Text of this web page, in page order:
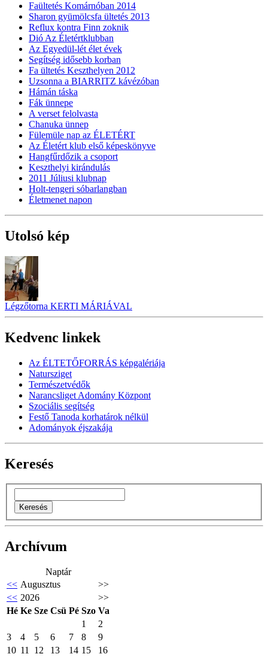
Faültetés Komárnóban 2014
Sharon gyümölcsfa ültetés 2013
Reflux kontra Finn zoknik
Dió Az Életértklubban
Az Egyedül-lét élet évek
Segítség idősebb korban
Fa ültetés Keszthelyen 2012
Uzsonna a BIARRITZ kávézóban
Hámán táska
Fák ünnepe
A verset felolvasta
Chanuka ünnep
Fülemüle nap az ÉLETÉRT
Az Életért klub első képeskönyve
Hangfűrdőzik a csoport
Keszthelyi kirándulás
2011 Júliusi klubnap
Holt-tengeri sóbarlangban
Életmenet napon
Utolsó kép
Légzőtorna KERTI MÁRIÁVAL
Kedvenc linkek
Az ÉLTETŐFORRÁS képgalériája
Natursziget
Természetvédők
Narancsliget Adomány Központ
Szociális segítség
Festő Tanoda korhatárok nélkül
Adományok éjszakája
Keresés
Archívum
Naptár
<< Augusztus
>>
<< 2026
>>
Hé Ke Sze Csü Pé Szo Va
1
2
3
4 5 6 7 8
9
10 11 12 13 14 15
16